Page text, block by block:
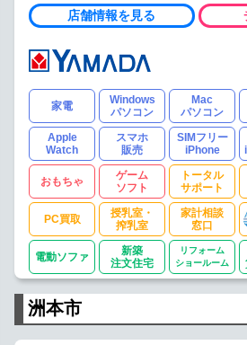
店舗情報を見る
家電
Windows
パソコン
Mac
パソコン
Apple
Watch
スマホ
販売
SIMフリー
iPhone
おもちゃ
ゲーム
ソフト
トータル
サポート
PC買取
授乳室・
搾乳室
家計相談
窓口
電動ソファ
新築
注文住宅
リフォーム
ショールーム
洲本市